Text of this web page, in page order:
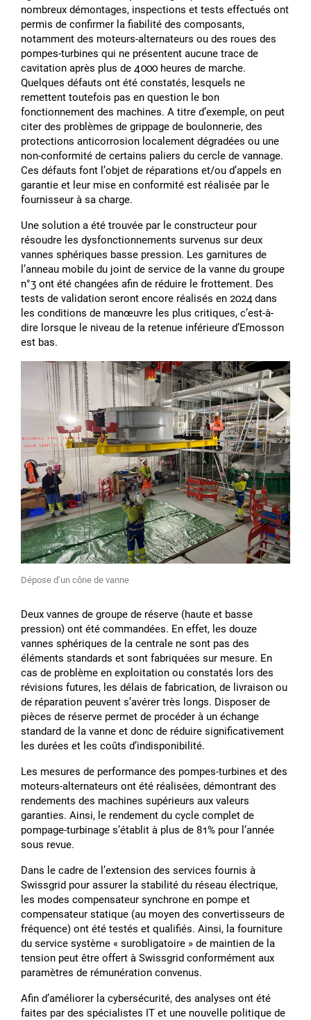
nombreux démontages, inspections et tests effectués ont
permis de confirmer la fiabilité des composants,
notamment des moteurs-alternateurs ou des roues des
pompes-turbines qui ne présentent aucune trace de
cavitation après plus de 4 000 heures de marche.
Quelques défauts ont été constatés, lesquels ne
remettent toutefois pas en question le bon
fonctionnement des machines. A titre dʼexemple, on peut
citer des problèmes de grippage de boulonnerie, des
protections anticorrosion localement dégradées ou une
non-conformité de certains paliers du cercle de vannage.
Ces défauts font lʼobjet de réparations et/ou dʼappels en
garantie et leur mise en conformité est réalisée par le
fournisseur à sa charge.
Une solution a été trouvée par le constructeur pour
résoudre les dysfonctionnements survenus sur deux
vannes sphériques basse pression. Les garnitures de
lʼanneau mobile du joint de service de la vanne du groupe
n°3 ont été changées afin de réduire le frottement. Des
tests de validation seront encore réalisés en 2024 dans
les conditions de manœuvre les plus critiques, cʼest-à-
dire lorsque le niveau de la retenue inférieure dʼEmosson
est bas.
Dépose dʼun cône de vanne
Deux vannes de groupe de réserve (haute et basse
pression) ont été commandées. En effet, les douze
vannes sphériques de la centrale ne sont pas des
éléments standards et sont fabriquées sur mesure. En
cas de problème en exploitation ou constatés lors des
révisions futures, les délais de fabrication, de livraison ou
de réparation peuvent sʼavérer très longs. Disposer de
pièces de réserve permet de procéder à un échange
standard de la vanne et donc de réduire significativement
les durées et les coûts dʼindisponibilité.
Les mesures de performance des pompes-turbines et des
moteurs-alternateurs ont été réalisées, démontrant des
rendements des machines supérieurs aux valeurs
garanties. Ainsi, le rendement du cycle complet de
pompage-turbinage sʼétablit à plus de 81% pour lʼannée
sous revue.
Dans le cadre de lʼextension des services fournis à
Swissgrid pour assurer la stabilité du réseau électrique,
les modes compensateur synchrone en pompe et
compensateur statique (au moyen des convertisseurs de
fréquence) ont été testés et qualifiés. Ainsi, la fourniture
du service système « surobligatoire » de maintien de la
tension peut être offert à Swissgrid conformément aux
paramètres de rémunération convenus.
Afin dʼaméliorer la cybersécurité, des analyses ont été
faites par des spécialistes IT et une nouvelle politique de